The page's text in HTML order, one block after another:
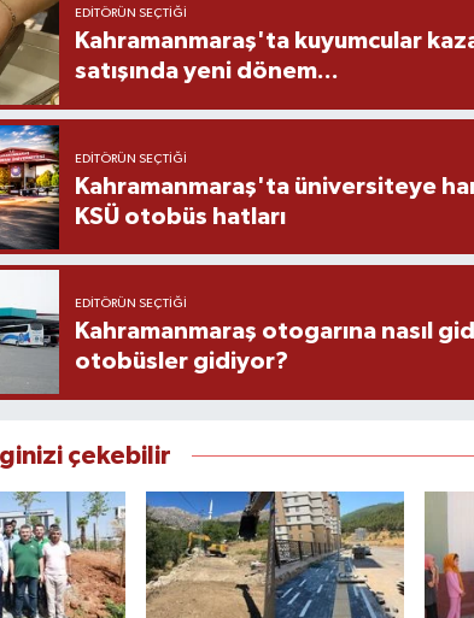
EDITÖRÜN SEÇTIĞI
Kahramanmaraş'ta kuyumcular
satışında yeni dönem...
EDITÖRÜN SEÇTIĞI
Kahramanmaraş'ta üniversiteye
KSÜ otobüs hatları
EDITÖRÜN SEÇTIĞI
Kahramanmaraş otogarına nasıl
otobüsler gidiyor?
çekebilir